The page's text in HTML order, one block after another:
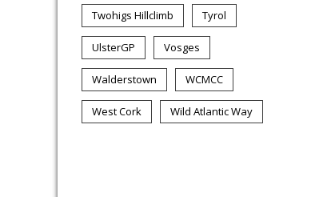
Twohigs Hillclimb Tyrol
UlsterGP Vosges
Walderstown WCMCC
West Cork Wild Atlantic Way